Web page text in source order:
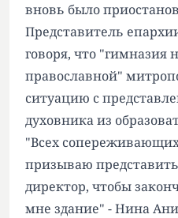
вновь было
Представитель
говоря, что "гимназия
православной"
ситуацию с
духовника из
"Всех
призываю
директор, чтобы
мне здание" - Нина